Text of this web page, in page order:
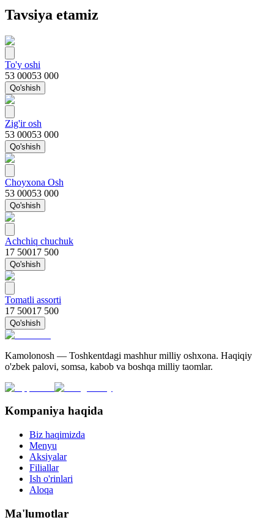
Tavsiya etamiz
To'y oshi
53 00053 000
Qo'shish
Zig'ir osh
53 00053 000
Qo'shish
Choyxona Osh
53 00053 000
Qo'shish
Achchiq chuchuk
17 50017 500
Qo'shish
Tomatli assorti
17 50017 500
Qo'shish
Kamolonosh — Toshkentdagi mashhur milliy oshxona. Haqiqiy
o'zbek palovi, somsa, kabob va boshqa milliy taomlar.
Kompaniya haqida
Biz haqimizda
Menyu
Aksiyalar
Filiallar
Ish o'rinlari
Aloqa
Ma'lumotlar